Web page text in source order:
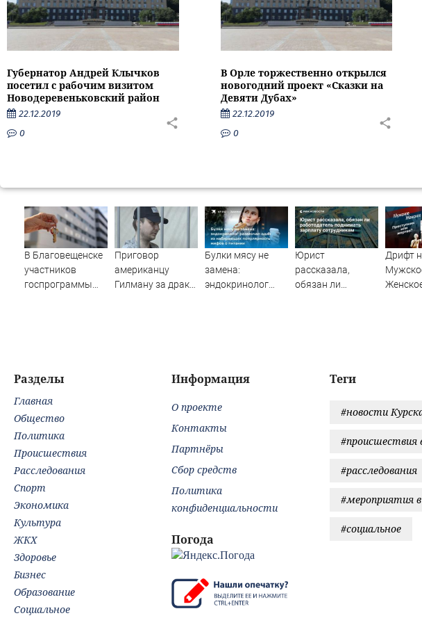
Губернатор Андрей Клычков
посетил с рабочим визитом
Новодеревеньковский район
22.12.2019
0
В Орле торжественно открылся
новогодний проект «Сказки на
Девяти Дубах»
22.12.2019
0
В Благовещенске
участников
госпрограммы
Приговор
американцу
Гилману за драки
Булки мясу не
замена:
эндокринолог
Юрист
рассказала,
обязан ли
Дрифт
Теги
#новости
#происшествия
#расследования
#мероприятия в
#социальное
Разделы
Главная
Общество
Политика
Происшествия
Расследования
Спорт
Экономика
Культура
ЖКХ
Здоровье
Бизнес
Образование
Социальное
Информация
О проекте
Контакты
Партнёры
Сбор средств
Политика
конфиденциальности
Погода